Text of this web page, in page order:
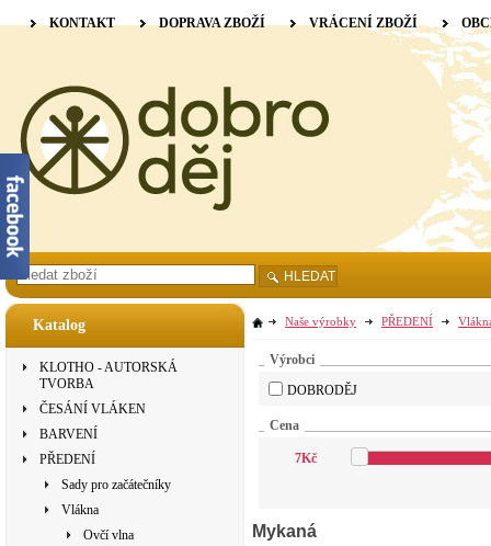
Katalog
KLOTHO - AUTORSKÁ
TVORBA
ČESÁNÍ VLÁKEN
BARVENÍ
PŘEDENÍ
Sady pro začátečníky
Vlákna
Ovčí vlna
Naše výrobky PŘEDENÍ
Výrobci
DOBRODĚJ
Cena
7Kč
Mykaná
KONTAKT DOPRAVA ZBOŽÍ VRÁCENÍ ZBOŽÍ
HLEDAT